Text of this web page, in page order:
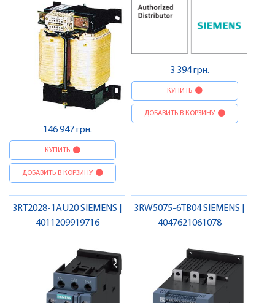
146 947 грн.
КУПИТЬ
ДОБАВИТЬ В КОРЗИНУ
3 394 грн.
КУПИТЬ
ДОБАВИТЬ В КОРЗИНУ
3RT2028-1AU20 SIEMENS |
4011209919716
3RW5075-6TB04 SIEMENS |
4047621061078